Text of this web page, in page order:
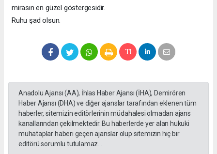
mirasın en güzel göstergesidir.
Ruhu şad olsun.
Anadolu Ajansı (AA), İhlas Haber Ajansı (İHA), Demirören
Haber Ajansı (DHA) ve diğer ajanslar tarafından eklenen tüm
haberler, sitemizin editörlerinin müdahalesi olmadan ajans
kanallarından çekilmektedir. Bu haberlerde yer alan hukuki
muhataplar haberi geçen ajanslar olup sitemizin hiç bir
editörü sorumlu tutulamaz...